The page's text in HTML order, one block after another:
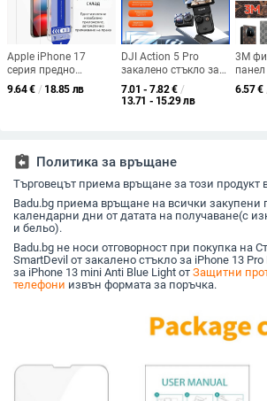
Apple iPhone 17
серия предно
защитно закалено
стъкло — HD яснота,
9.64€ / 18.85 лв
DJI Action 5 Pro
закалено стъкло за
екран Pocket 3
камера, HD,
7.01 - 7.82€ /
13.71 - 15.29 лв
3M
6.57€
assignment_return Политика за връщане
Търговецът приема връщане за този продукт
Badu.bg приема връщане на всички закупени
календарни дни от датата на получаване(с
и бельо).
Badu.bg не носи отговорност при покупка на
SmartDevil от закалено стъкло за iPhone 13
за iPhone 13 mini Anti Blue Light от Защитни
телефони извън формата за поръчка.